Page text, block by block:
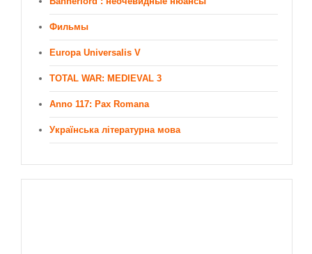
Фильмы
Europa Universalis V
TOTAL WAR: MEDIEVAL 3
Anno 117: Pax Romana
Українська літературна мова